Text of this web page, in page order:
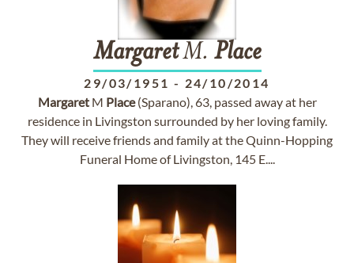
MargaretM. Place
29/03/1951 - 24/10/2014
MargaretM Place(Sparano), 63, passed away at her
residence in Livingston surrounded by her loving family.
They will receive friends and family at the Quinn-Hopping
Funeral Home of Livingston, 145 E....